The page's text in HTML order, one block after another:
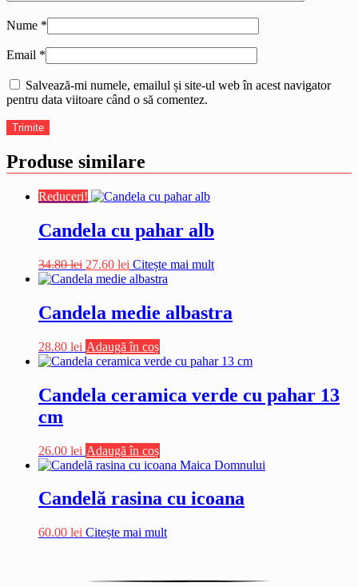
Nume *
Email *
Salvează-mi numele, emailul și site-ul web în acest navigator
pentru data viitoare când o să comentez.
Produse similare
Reduceri!
Candela cu pahar alb
34.80lei Prețul
inițial
fost:
34.80 lei.
27.60 lei Prețul
curent
27.60 lei.
Citește mai mult
Candela medie albastra
28.80 lei Adaugă în coș
Candela ceramica verde cu pahar 13
cm
26.00 lei Adaugă în coș
Candelă rasina cu icoana
60.00 lei Citește mai mult